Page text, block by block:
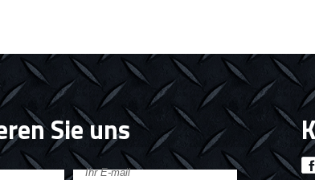
Sie uns
Ihr E-mail